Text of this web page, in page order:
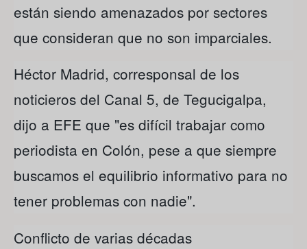
están siendo amenazados por sectores
que consideran que no son imparciales.
Héctor Madrid, corresponsal de los
noticieros del Canal 5, de Tegucigalpa,
dijo a EFE que "es difícil trabajar como
periodista en Colón, pese a que siempre
buscamos el equilibrio informativo para no
tener problemas con nadie".
Conflicto de varias décadas